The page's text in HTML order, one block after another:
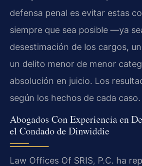
defensa penal es evitar estas
siempre que sea posible —ya
desestimación de los cargos,
un delito menor de menor
absolución en juicio. Los
según los hechos de cada caso.
Abogados Con Experiencia en
el Condado de Dinwiddie
Law Offices Of SRIS, P.C. ha